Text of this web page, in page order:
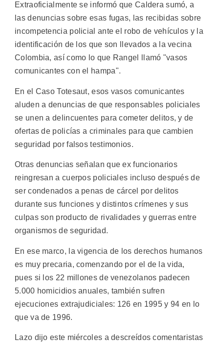
Extraoficialmente se informó que Caldera sumó, a
las denuncias sobre esas fugas, las recibidas sobre
incompetencia policial ante el robo de vehículos y la
identificación de los que son llevados a la vecina
Colombia, así como lo que Rangel llamó "vasos
comunicantes con el hampa".
En el Caso Totesaut, esos vasos comunicantes
aluden a denuncias de que responsables policiales
se unen a delincuentes para cometer delitos, y de
ofertas de policías a criminales para que cambien
seguridad por falsos testimonios.
Otras denuncias señalan que ex funcionarios
reingresan a cuerpos policiales incluso después de
ser condenados a penas de cárcel por delitos
durante sus funciones y distintos crímenes y sus
culpas son producto de rivalidades y guerras entre
organismos de seguridad.
En ese marco, la vigencia de los derechos humanos
es muy precaria, comenzando por el de la vida,
pues si los 22 millones de venezolanos padecen
5.000 homicidios anuales, también sufren
ejecuciones extrajudiciales: 126 en 1995 y 94 en lo
que va de 1996.
Lazo dijo este miércoles a descreídos comentaristas